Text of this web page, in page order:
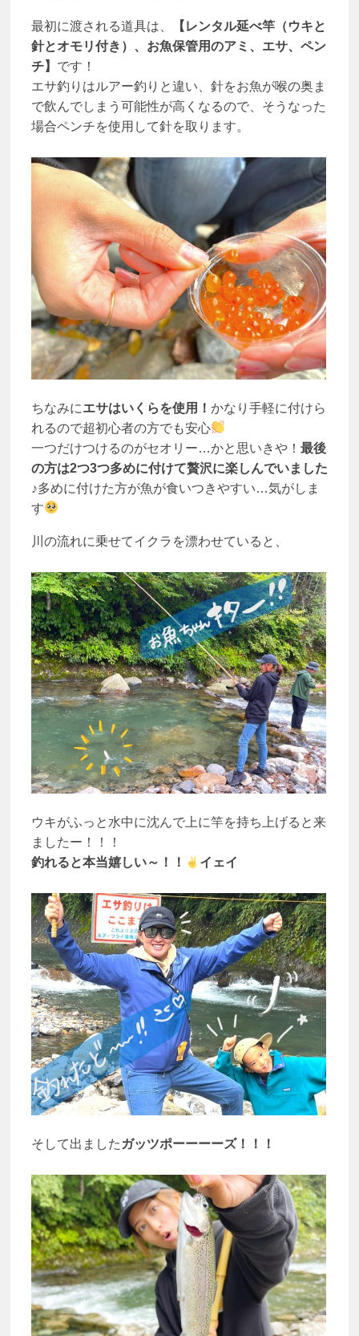
最初に渡される道具は、
【レンタル延べ竿（ウキと
針とオモリ付き）、お魚保管用のアミ、エサ、ペン
チ】 です！
エサ釣りはルアー釣りと違い、針をお魚が喉の奥ま
で飲んでしまう可能性が高くなるので、そうなった
場合ペンチを使用して針を取ります。
ちなみにエサはいくらを使用！ かなり手軽に付けら
れるので超初心者の方でも安心
一つだけつけるのがセオリー…かと思いきや！ 最後
の方は2つ3つ多めに付けて贅沢に楽しんでいました
♪多めに付けた方が魚が食いつきやすい…気がしま
す
川の流れに乗せてイクラを漂わせていると、
ウキがふっと水中に沈んで上に竿を持ち上げると来
ましたー！！！
釣れると本当嬉しい～！！
イェイ
そして出ました ガッツポーーーーズ！！！